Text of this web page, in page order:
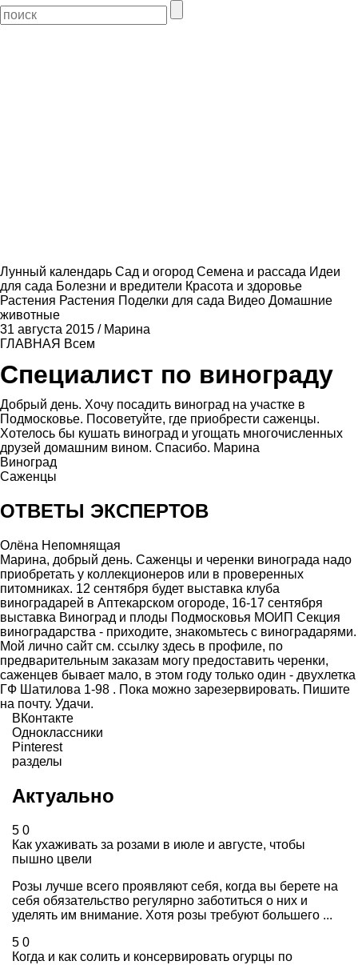
Лунный календарь Сад и огород Семена и рассада Идеи
для сада Болезни и вредители Красота и здоровье
Растения Растения Поделки для сада Видео Домашние
животные
31 августа 2015 / Марина
ГЛАВНАЯ Всем
Специалист по винограду
Добрый день. Хочу посадить виноград на участке в
Подмосковье. Посоветуйте, где приобрести саженцы.
Хотелось бы кушать виноград и угощать многочисленных
друзей домашним вином. Спасибо. Марина
Виноград
Саженцы
ОТВЕТЫ ЭКСПЕРТОВ
Олёна Непомнящая
Марина, добрый день. Саженцы и черенки винограда надо
приобретать у коллекционеров или в проверенных
питомниках. 12 сентября будет выставка клуба
виноградарей в Аптекарском огороде, 16-17 сентября
выставка Виноград и плоды Подмосковья МОИП Секция
виноградарства - приходите, знакомьтесь с виноградарями.
Мой лично сайт см. ссылку здесь в профиле, по
предварительным заказам могу предоставить черенки,
саженцев бывает мало, в этом году только один - двухлетка
ГФ Шатилова 1-98 . Пока можно зарезервировать. Пишите
на почту. Удачи.
ВКонтакте
Одноклассники
Pinterest
разделы
Актуально
5 0
Как ухаживать за розами в июле и августе, чтобы
пышно цвели
Розы лучше всего проявляют себя, когда вы берете на
себя обязательство регулярно заботиться о них и
уделять им внимание. Хотя розы требуют большего ...
5 0
Когда и как солить и консервировать огурцы по